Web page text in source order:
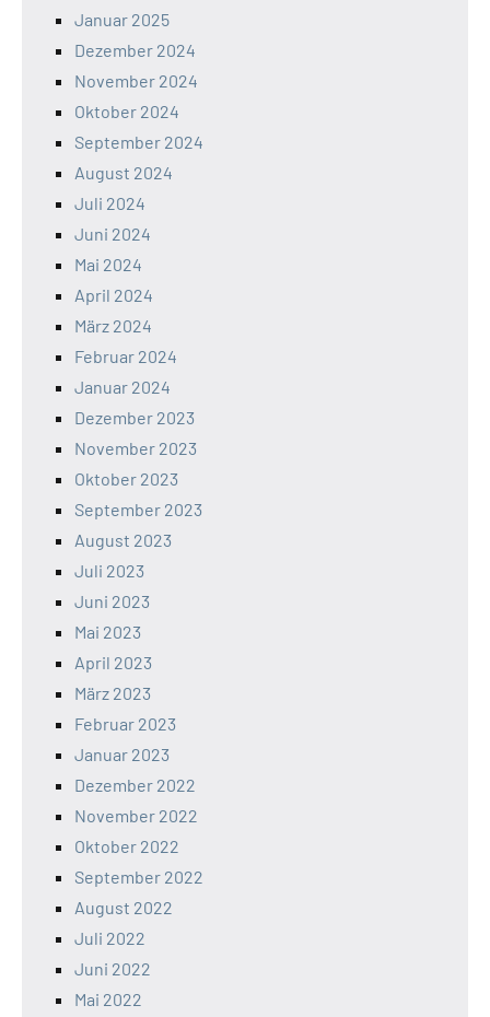
Januar 2025
Dezember 2024
November 2024
Oktober 2024
September 2024
August 2024
Juli 2024
Juni 2024
Mai 2024
April 2024
März 2024
Februar 2024
Januar 2024
Dezember 2023
November 2023
Oktober 2023
September 2023
August 2023
Juli 2023
Juni 2023
Mai 2023
April 2023
März 2023
Februar 2023
Januar 2023
Dezember 2022
November 2022
Oktober 2022
September 2022
August 2022
Juli 2022
Juni 2022
Mai 2022